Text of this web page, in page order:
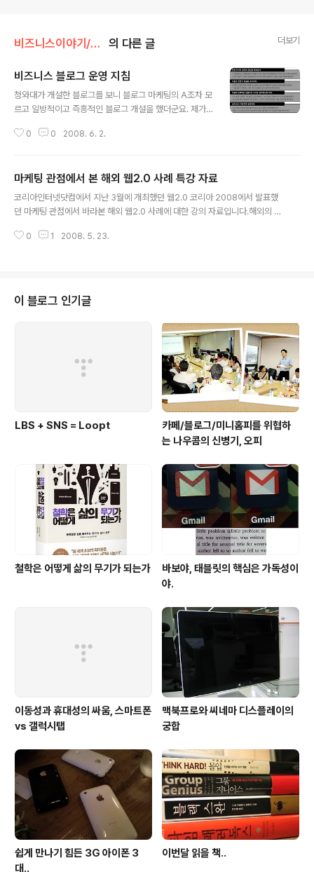
비즈니스이야기/마케팅이야기 의 다른 글 더보기
비즈니스 블로그 운영 지침
청와대가 개설한 블로그를 보니 블로그 마케팅의 A조차 모
르고 일방적이고 즉흥적인 블로그 개설을 했더군요. 제가
가지겠죠.) 운영의 지침은 아래와 같습니다. 한마디로 말하
팅 전문가 과정의 6월9일 "웹 2.0 시대의 한국형 기업 블
로그 마케팅 핵심 전략" 주제로 발표를 합니다.
0 0 2008. 6. 2.
마케팅 관점에서 본 해외 웹2.0 사례 특강 자료
코리아인터넷닷컴에서 지난 3월에 개최했던 웹2.0 코리아 2008에서 발표했
던 마케팅 관점에서 바라본 해외 웹2.0 사례에 대한 강의 자료입니다.해외의 온
되시길..
0 1 2008. 5. 23.
이 블로그 인기글
LBS + SNS = Loopt
카페/블로그/미니홈피를 위협하
는 나우콤의 신병기, 오피
철학은 어떻게 삶의 무기가 되는가
바보야, 태블릿의 핵심은 가독성이
야.
이동성과 휴대성의 싸움, 스마트폰
vs 갤럭시탭
맥북프로와 씨네마 디스플레이의
궁합
쉽게 만나기 힘든 3G 아이폰 3
대..
이번달 읽을 책..